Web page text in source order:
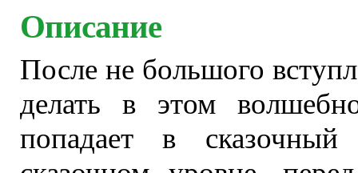
Описание
После не большого
делать в этом
попадает в